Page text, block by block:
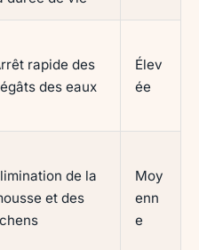
rapide des
des eaux
Élev
ée
de la
et des
Moy
enn
e